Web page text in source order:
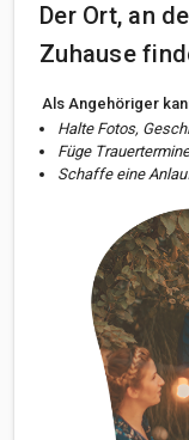
Der Ort, an
Zuhause
Als Angehöriger
Halte Fotos,
Füge
Schaffe eine